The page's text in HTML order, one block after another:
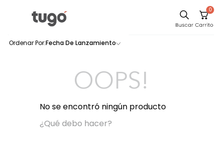
0
Fecha De Lanzamiento
0productos
OOPS!
No se encontró ningún producto
¿Qué debo hacer?
Sofa
Cuadros